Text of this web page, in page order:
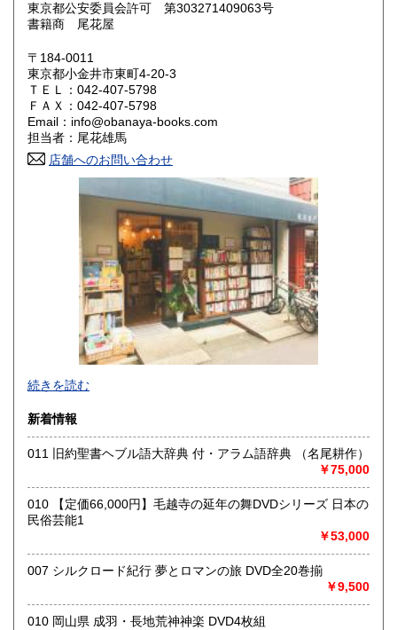
鳥取県 1,190円 島根県
岡山県
山口県 1,190円
香川県 1,190円 愛媛県
高知県 1,190円
1,460円 長崎県
1,460円 大分県
1,460円 鹿児島県
1,460円
東京都公安委員会許可 第303271409063号
書籍商 尾花屋
〒184-0011
東京都小金井市東町4-20-3
ＴＥＬ：042-407-5798
ＦＡＸ：042-407-5798
Email：info@obanaya-books.com
担当者：尾花雄馬
店舗へのお問い合わせ
東京都小金井市にある店舗で古本、古書の買取や販売をして
おります。
終活・実家整理で古書や古い資料などが出てきたらご相談く
ださい。
いつでもご対応させていただきます。
尾花屋 尾花雄馬（代表責任者）
東京都小金井市東町4-20-3
042-407-5798
最寄駅：東小金井駅
続きを読む
新着情報
011 旧約聖書ヘブル語大辞典 付・アラム語辞典 （名尾耕作）
￥75,000
010 【定価66,000円】毛越寺の延年の舞DVDシリーズ 日本の
民俗芸能1
￥53,000
007 シルクロード紀行 夢とロマンの旅 DVD全20巻揃
￥9,500
010 岡山県 成羽・長地荒神神楽 DVD4枚組